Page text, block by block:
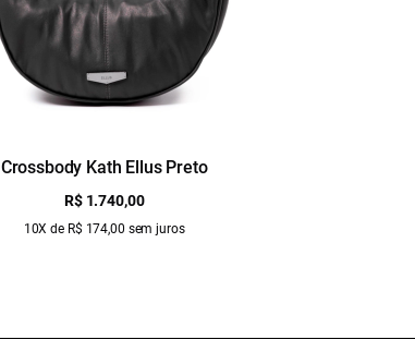
Crossbody Kath Ellus Preto
R$ 1.740,00
10X de R$ 174,00 sem juros